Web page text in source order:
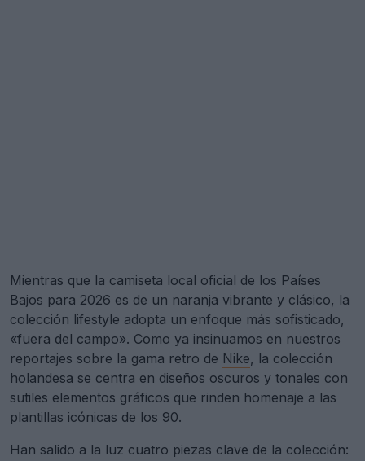
Mientras que la camiseta local oficial de los Países
Bajos para 2026 es de un naranja vibrante y clásico, la
colección lifestyle adopta un enfoque más sofisticado,
«fuera del campo». Como ya insinuamos en nuestros
reportajes sobre la gama retro de Nike, la colección
holandesa se centra en diseños oscuros y tonales con
sutiles elementos gráficos que rinden homenaje a las
plantillas icónicas de los 90.
Han salido a la luz cuatro piezas clave de la colección: